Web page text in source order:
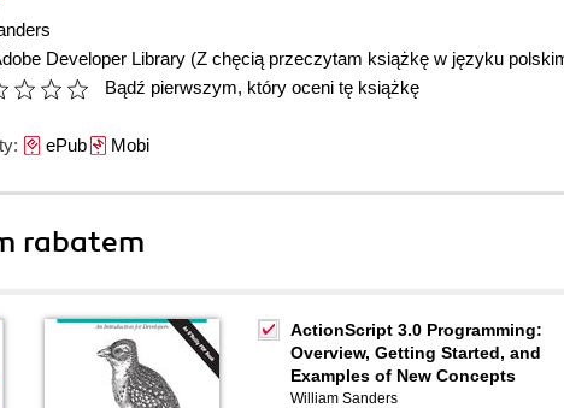
Developer Library (Z chęcią przeczytam książkę w języku
Bądź pierwszym, który oceni tę książkę
ePubMobi
rabatem
ActionScript 3.0 Programming:
Overview, Getting Started, and
Examples of New Concepts
William Sanders